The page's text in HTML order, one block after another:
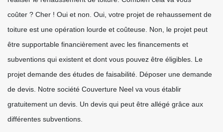
coûter ? Cher ! Oui et non. Oui, votre projet de rehaussement de
toiture est une opération lourde et coûteuse. Non, le projet peut
être supportable financièrement avec les financements et
subventions qui existent et dont vous pouvez être éligibles. Le
projet demande des études de faisabilité. Déposer une demande
de devis. Notre société Couverture Neel va vous établir
gratuitement un devis. Un devis qui peut être allégé grâce aux
différentes subventions.